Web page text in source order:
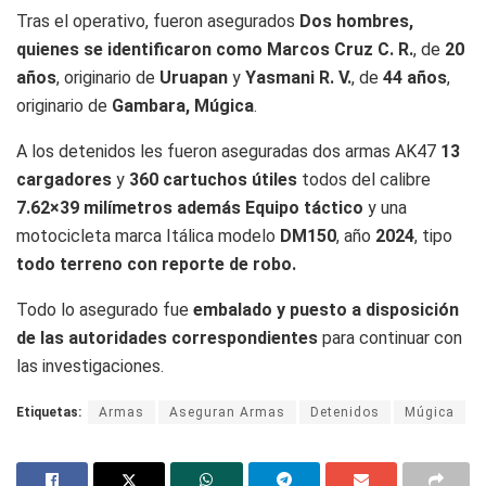
Tras el operativo, fueron asegurados Dos hombres,
quienes se identificaron como Marcos Cruz C. R., de 20
años, originario de Uruapan y Yasmani R. V., de 44 años,
originario de Gambara, Múgica.
A los detenidos les fueron aseguradas dos armas AK47 13
cargadores y 360 cartuchos útiles todos del calibre
7.62×39 milímetros además Equipo táctico y una
motocicleta marca Itálica modelo DM150, año 2024, tipo
todo terreno con reporte de robo.
Todo lo asegurado fue embalado y puesto a disposición
de las autoridades correspondientes para continuar con
las investigaciones.
Etiquetas: Armas Aseguran Armas Detenidos Múgica